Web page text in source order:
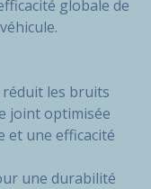
globale de
les bruits
joint optimisée
et une efficacité
une durabilité